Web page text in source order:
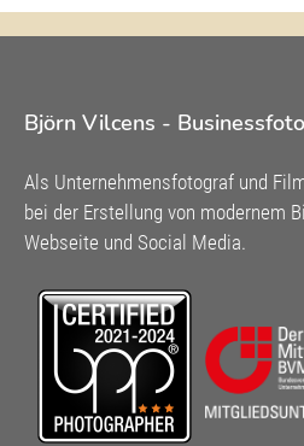
Björn Vilcens -
Als Unternehmensfotograf und
bei der Erstellung von modernem
Webseite und Social Media.